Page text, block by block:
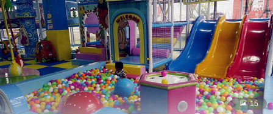
 15
